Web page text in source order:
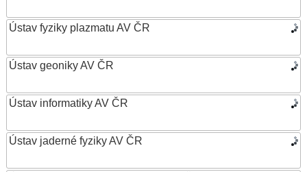
Ústav fyziky plazmatu AV ČR
Ústav geoniky AV ČR
Ústav informatiky AV ČR
Ústav jaderné fyziky AV ČR